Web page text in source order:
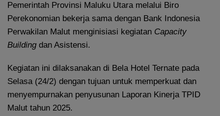
Pemerintah Provinsi Maluku Utara melalui Biro
Perekonomian bekerja sama dengan Bank Indonesia
Perwakilan Malut menginisiasi kegiatan Capacity
Buildingdan Asistensi.
Kegiatan ini dilaksanakan di Bela Hotel Ternate pada
Selasa (24/2) dengan tujuan untuk memperkuat dan
menyempurnakan penyusunan Laporan Kinerja TPID
Malut tahun 2025.